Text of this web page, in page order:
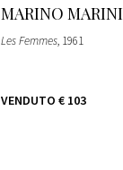
MARINO MARINI
Les Femmes, 1961
VENDUTO € 103